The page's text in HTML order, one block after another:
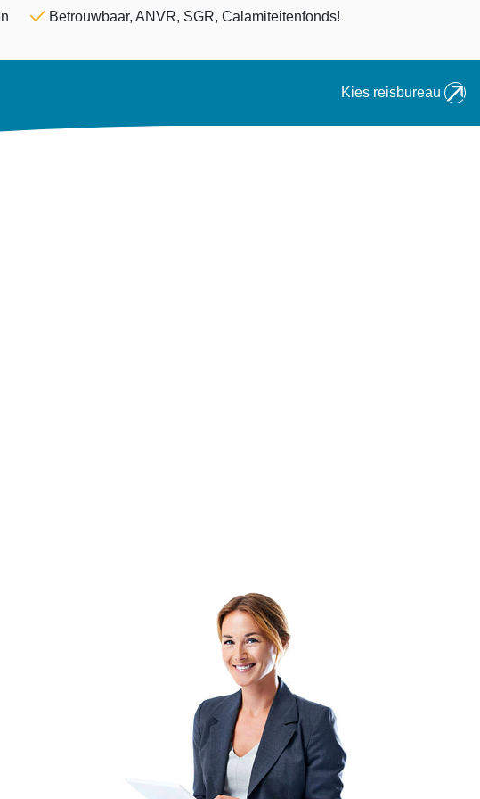
inhoud gaan
Betrouwbaar, ANVR, SGR, Calamiteitenfonds!
Kies reisbureau